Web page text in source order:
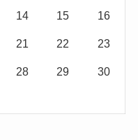
14 15 16
21 22 23
28 29 30